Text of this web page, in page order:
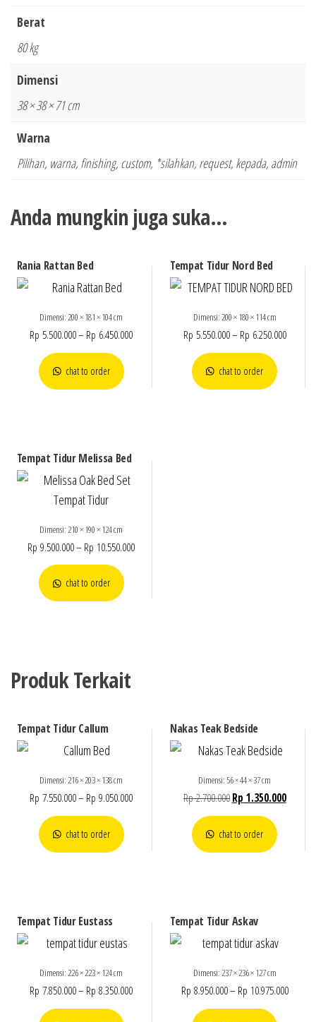
Berat
80 kg
Dimensi
38 × 38 × 71 cm
Warna
Pilihan, warna, finishing, custom, *silahkan, request, kepada, admin
Anda mungkin juga suka…
Rania Rattan Bed
Dimensi: 200 × 181 × 104 cm
Rp 5.500.000– Rp 6.450.000
chat to order
Tempat Tidur Nord Bed
Dimensi: 200 × 180 × 114 cm
Rp 5.550.000– Rp 6.250.000
chat to order
Tempat Tidur Melissa Bed
Dimensi: 210 × 190 × 124 cm
Rp 9.500.000– Rp 10.550.000
chat to order
Produk Terkait
Tempat Tidur Callum
Dimensi: 216 × 203 × 138 cm
Rp 7.550.000– Rp 9.050.000
chat to order
Nakas Teak Bedside
Dimensi: 56 × 44 × 37 cm
Rp2.700.000 Rp 1.350.000
chat to order
Tempat Tidur Eustass
Dimensi: 226 × 223 × 124 cm
Rp 7.850.000– Rp 8.350.000
Tempat Tidur Askav
Dimensi: 237 × 236 × 127 cm
Rp 8.950.000– Rp 10.975.000